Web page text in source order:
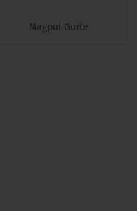
Magpul Gurte